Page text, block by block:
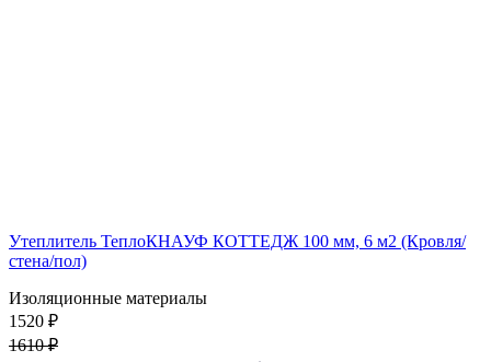
Утеплитель ТеплоКНАУФ КОТТЕДЖ 100 мм, 6 м2 (Кровля/
стена/пол)
Изоляционные материалы
1520 ₽
1610 ₽